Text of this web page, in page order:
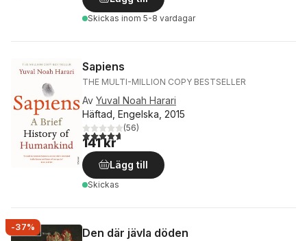
Skickas inom 5-8 vardagar
Sapiens
THE MULTI-MILLION COPY BESTSELLER
Av Yuval Noah Harari
Häftad, Engelska, 2015
4,7utav 5 stjärnor. Totalt antal röster:
(56)
141 kr
Lägg till
Skickas
-37% Den där jävla döden